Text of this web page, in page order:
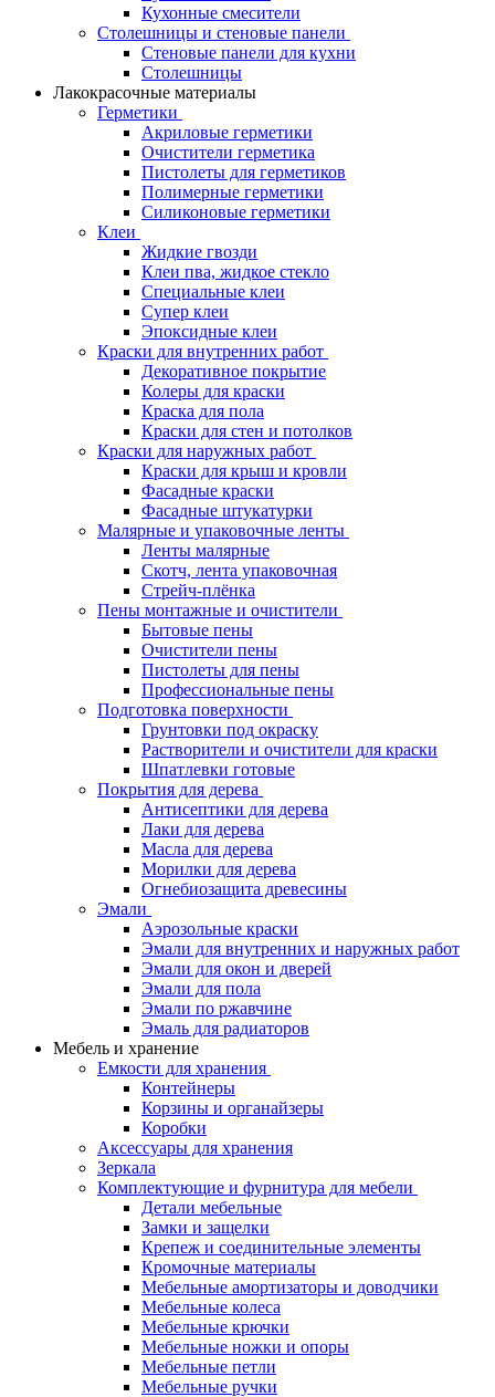
Кухонные смесители
Столешницы и стеновые панели
Стеновые панели для кухни
Столешницы
Лакокрасочные материалы
Герметики
Акриловые герметики
Очистители герметика
Пистолеты для герметиков
Полимерные герметики
Силиконовые герметики
Клеи
Жидкие гвозди
Клеи пва, жидкое стекло
Специальные клеи
Супер клеи
Эпоксидные клеи
Краски для внутренних работ
Декоративное покрытие
Колеры для краски
Краска для пола
Краски для стен и потолков
Краски для наружных работ
Краски для крыш и кровли
Фасадные краски
Фасадные штукатурки
Малярные и упаковочные ленты
Ленты малярные
Скотч, лента упаковочная
Стрейч-плёнка
Пены монтажные и очистители
Бытовые пены
Очистители пены
Пистолеты для пены
Профессиональные пены
Подготовка поверхности
Грунтовки под окраску
Растворители и очистители для краски
Шпатлевки готовые
Покрытия для дерева
Антисептики для дерева
Лаки для дерева
Масла для дерева
Морилки для дерева
Огнебиозащита древесины
Эмали
Аэрозольные краски
Эмали для внутренних и наружных работ
Эмали для окон и дверей
Эмали для пола
Эмали по ржавчине
Эмаль для радиаторов
Мебель и хранение
Емкости для хранения
Контейнеры
Корзины и органайзеры
Коробки
Аксессуары для хранения
Зеркала
Комплектующие и фурнитура для мебели
Детали мебельные
Замки и защелки
Крепеж и соединительные элементы
Кромочные материалы
Мебельные амортизаторы и доводчики
Мебельные колеса
Мебельные крючки
Мебельные ножки и опоры
Мебельные петли
Мебельные ручки